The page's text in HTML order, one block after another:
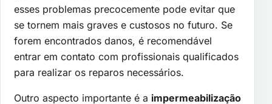
esses problemas precocemente pode evitar que
se tornem mais graves e custosos no futuro. Se
forem encontrados danos, é recomendável
entrar em contato com profissionais qualificados
para realizar os reparos necessários.
Outro aspecto importante é a impermeabilização